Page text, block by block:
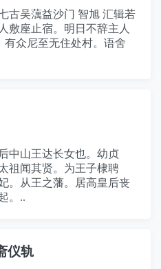
古吴蕅益沙门 智旭 汇辑若
敷座止宿。明日不辞主人
有众尼至无住处村。语舍
中山王达长女也。幼贞
祖闻其贤。为王子棣聘
。从王之藩。居高皇后丧
。..
仪轨